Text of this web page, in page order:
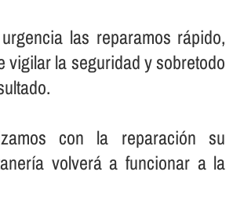
las reparamos rápido,
vigilar la seguridad y sobretodo
con la reparación su
volverá a funcionar a la